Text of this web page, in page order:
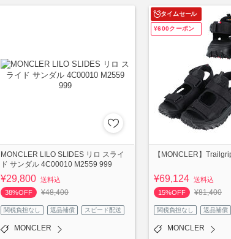
MONCLER LILO SLIDES リロ スライ
ド サンダル 4C00010 M2559 999
¥29,800 送料込
38%OFF
¥48,400
関税負担なし 返品補償 スピード配送
MONCLER
タイムセール
¥600クーポン
【MONCLER】
¥69,124 送料込
15%OFF
¥81,400
関税負担なし 返品補償
MONCLER